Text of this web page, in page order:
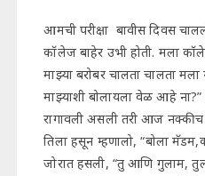
आमची परीक्षा बावीस दिवस
कॉलेज बाहेर उभी होती. मला
माझ्या बरोबर चालता चालता
माझ्याशी बोलायला वेळ आहे ना?”
रागावली असली तरी आज
तिला हसून म्हणालो, “बोला
जोरात हसली, “तु आणि गुलाम,